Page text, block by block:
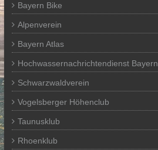
Bayern Bike
Alpenverein
Bayern Atlas
Hochwassernachrichtendienst Bayern
Schwarzwaldverein
Vogelsberger Höhenclub
Taunusklub
Rhoenklub